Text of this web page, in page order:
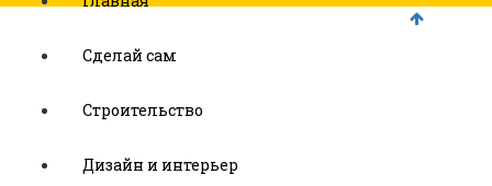
Сделай сам
Строительство
Дизайн и интерьер